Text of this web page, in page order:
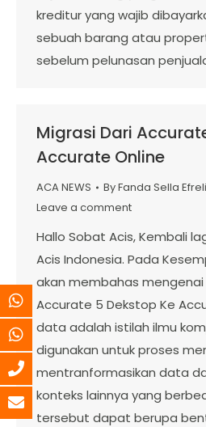
kreditur yang wajib
sebuah barang atau
sebelum pelunasan
Migrasi Dari
Accurate Online
ACA NEWS ByFanda Sella
Leave a comment
Hallo Sobat Acis, Kembali
Acis Indonesia. Pada
akan membahas mengenai
Accurate 5 Dekstop Ke
data adalah istilah ilmu
digunakan untuk proses
mentranformasikan data
konteks lainnya yang
tersebut dapat berupa